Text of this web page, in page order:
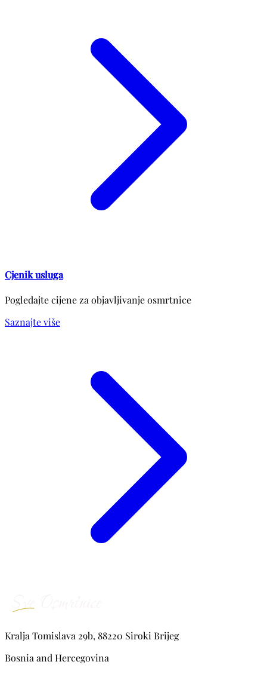
Cjenik usluga
Pogledajte cijene za objavljivanje osmrtnice
Saznajte više
Kralja Tomislava 29b, 88220 Siroki Brijeg
Bosnia and Hercegovina